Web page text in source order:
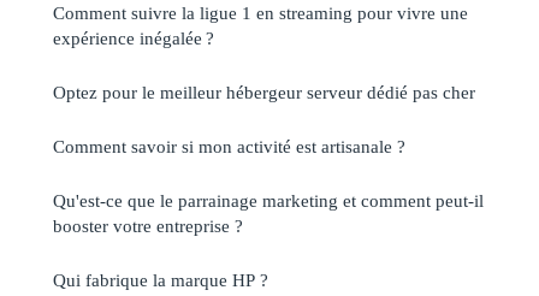
Comment suivre la ligue 1 en streaming pour vivre une
expérience inégalée ?
Optez pour le meilleur hébergeur serveur dédié pas cher
Comment savoir si mon activité est artisanale ?
Qu'est-ce que le parrainage marketing et comment peut-il
booster votre entreprise ?
Qui fabrique la marque HP ?